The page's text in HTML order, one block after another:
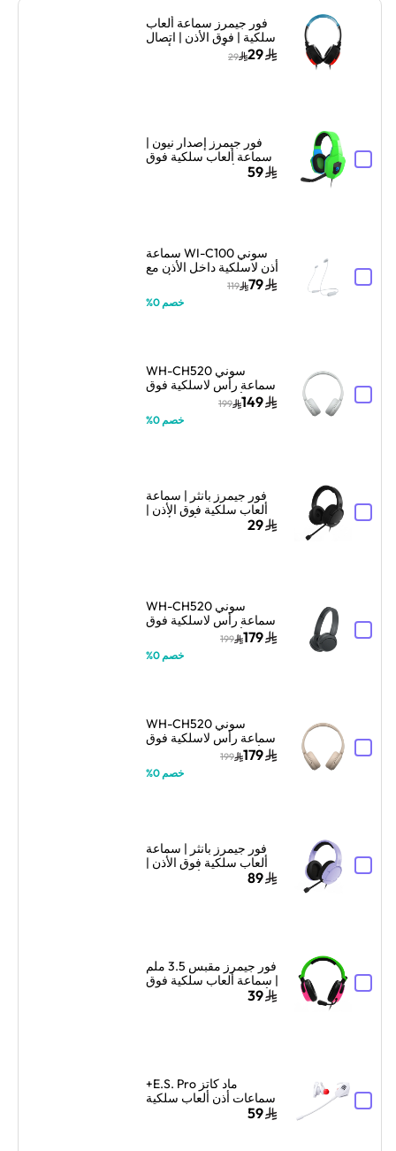
فور جيمرز سماعة ألعاب
سلكية | فوق الأذن | اتصال
سلكي | أزرق نيون/أحمر
29
29
فور جيمرز إصدار نيون |
سماعة ألعاب سلكية فوق
59
سوني WI-C100 سماعة
أذن لاسلكية داخل الأذن مع
ميكروفون – أبيض
79
119
خصم 0%
سوني WH-CH520
سماعة رأس لاسلكية فوق
الأذن مع ميكروفون –
أبيض
149
199
خصم 0%
فور جيمرز بانثر | سماعة
ألعاب سلكية فوق الأذن |
تصميم فوق الأذن | أسود
29
سوني WH-CH520
سماعة رأس لاسلكية فوق
الأذن مع ميكروفون –
أسود
179
199
خصم 0%
سوني WH-CH520
سماعة رأس لاسلكية فوق
الأذن مع ميكروفون – بيج
179
199
خصم 0%
فور جيمرز بانثر | سماعة
ألعاب سلكية فوق الأذن |
تصميم فوق الأذن | لافندر
89
فور جيمرز مقبس 3.5 ملم
| سماعة ألعاب سلكية فوق
الأذن | دعم متعدد المنصات
39
ماد كاتز E.S. Pro+
سماعات أذن ألعاب سلكية
مع ميكروفون مزدوج –
59